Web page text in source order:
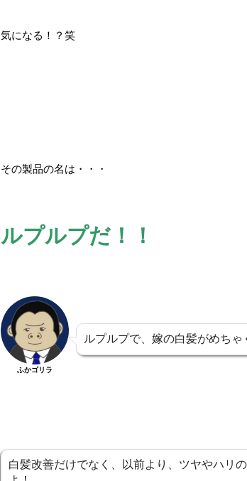
気になる！？笑
その製品の名は・・・
ルプルプだ！！
ふかゴリラ
ルプルプで、嫁の白髪がめちゃ
白髪改善だけでなく、以前より、ツヤやハリ